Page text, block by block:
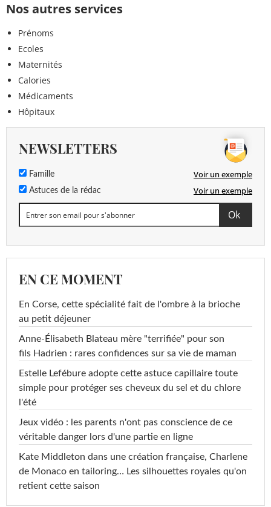
Nos autres services
Prénoms
Ecoles
Maternités
Calories
Médicaments
Hôpitaux
NEWSLETTERS
Famille Voir un exemple
Astuces de la rédac Voir un exemple
EN CE MOMENT
En Corse, cette spécialité fait de l'ombre à la brioche
au petit déjeuner
Anne-Élisabeth Blateau mère "terrifiée" pour son
fils Hadrien : rares confidences sur sa vie de maman
Estelle Lefébure adopte cette astuce capillaire toute
simple pour protéger ses cheveux du sel et du chlore
l'été
Jeux vidéo : les parents n'ont pas conscience de ce
véritable danger lors d'une partie en ligne
Kate Middleton dans une création française, Charlene
de Monaco en tailoring… Les silhouettes royales qu'on
retient cette saison